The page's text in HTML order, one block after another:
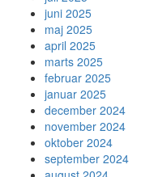
juni 2025
maj 2025
april 2025
marts 2025
februar 2025
januar 2025
december 2024
november 2024
oktober 2024
september 2024